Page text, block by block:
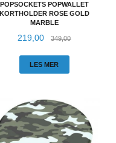
POPSOCKETS POPWALLET
KORTHOLDER ROSE GOLD
MARBLE
Tilbud
219,00 349,00Rabatt
LES MER